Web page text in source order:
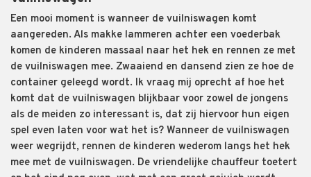
Een mooi moment is wanneer de vuilniswagen komt
aangereden. Als makke lammeren achter een voederbak
komen de kinderen massaal naar het hek en rennen ze met
de vuilniswagen mee. Zwaaiend en dansend zien ze hoe de
container geleegd wordt. Ik vraag mij oprecht af hoe het
komt dat de vuilniswagen blijkbaar voor zowel de jongens
als de meiden zo interessant is, dat zij hiervoor hun eigen
spel even laten voor wat het is? Wanneer de vuilniswagen
weer wegrijdt, rennen de kinderen wederom langs het hek
mee met de vuilniswagen. De vriendelijke chauffeur toetert